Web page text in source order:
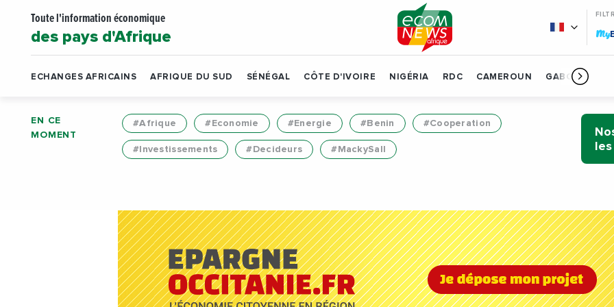
Toute l'information économique
des pays d'Afrique My
ECHANGES AFRICAINS AFRIQUE DU SUD SÉNÉGAL CÔTE D'IVOIRE NIGÉRIA RDC CAMEROUN GABON
EN CE
MOMENT
#Afrique #Economie #Energie #Benin #Cooperation
#Investissements #Decideurs #MackySall